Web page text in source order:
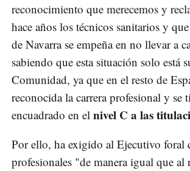
reconocimiento que merecemos y
hace años los técnicos sanitarios y
de Navarra se empeña en no llevar a
sabiendo que esta situación solo está
Comunidad, ya que en el resto de
reconocida la carrera profesional y se
encuadrado en el nivel C a las
Por ello, ha exigido al Ejecutivo foral
profesionales "de manera igual que al